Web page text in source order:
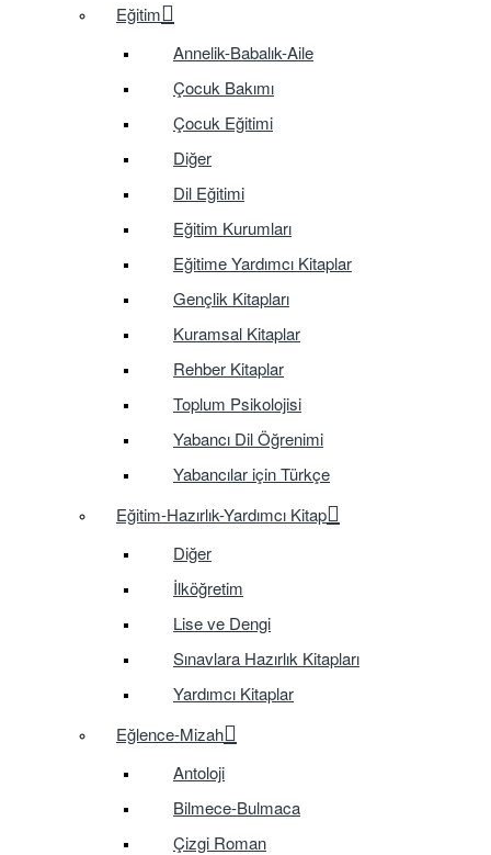
Eğitim
Annelik-Babalık-Aile
Çocuk Bakımı
Çocuk Eğitimi
Diğer
Dil Eğitimi
Eğitim Kurumları
Eğitime Yardımcı Kitaplar
Gençlik Kitapları
Kuramsal Kitaplar
Rehber Kitaplar
Toplum Psikolojisi
Yabancı Dil Öğrenimi
Yabancılar için Türkçe
Eğitim-Hazırlık-Yardımcı Kitap
Diğer
İlköğretim
Lise ve Dengi
Sınavlara Hazırlık Kitapları
Yardımcı Kitaplar
Eğlence-Mizah
Antoloji
Bilmece-Bulmaca
Çizgi Roman